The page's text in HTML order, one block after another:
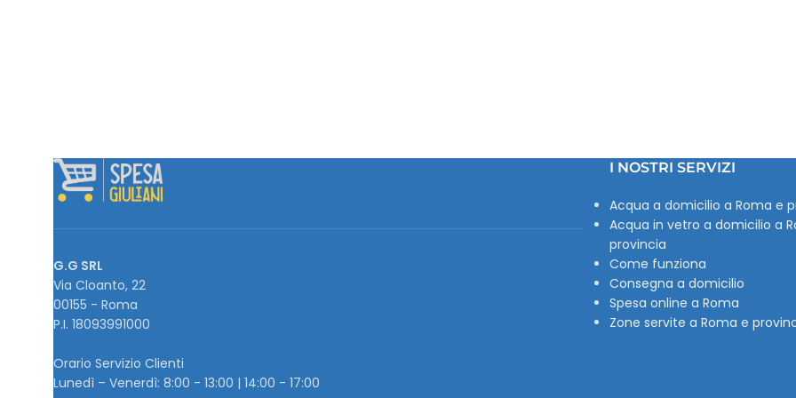
G.G SRL
Via Cloanto, 22
00155 - Roma
P.I. ‭18093991000
Orario Servizio Clienti
Lunedì – Venerdì: 8:00 - 13:00 | 14:00 - 17:00
I NOSTRI SERVIZI
Acqua a domicilio a Roma e
Acqua in vetro a domicilio a
provincia
Come funziona
Consegna a domicilio
Spesa online a Roma
Zone servite a Roma e